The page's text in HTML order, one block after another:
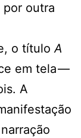
outra
o títuloA
em tela —
A